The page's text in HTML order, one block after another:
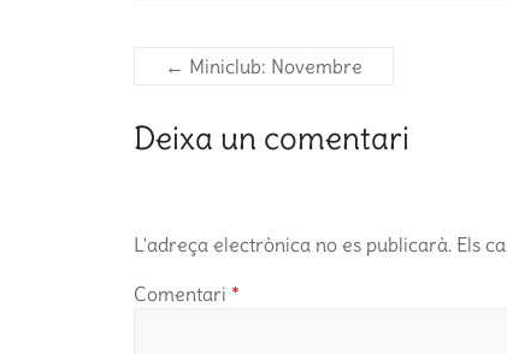
← Miniclub: Novembre
Deixa un comentari
L'adreça electrònica no es publicarà. Els
Comentari *